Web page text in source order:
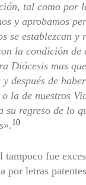
tal como por
y aprobamos
se establezcan y
la condición de
Diócesis mas
y después de
la de nuestros
su regreso de lo
10
tampoco fue
por letras